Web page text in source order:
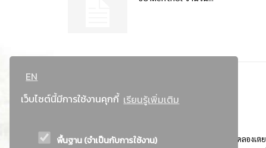
EN
เว็บไซต์นี้มีการใช้งานคุกกี้ เรียนรู้เพิ่มเติม
พื้นฐาน (จำเป็นกับการใช้งาน)
ที่อยู่ : 184 ถนนพระรามที่ 4 แขวงคลองเตย เขตคลองเตย